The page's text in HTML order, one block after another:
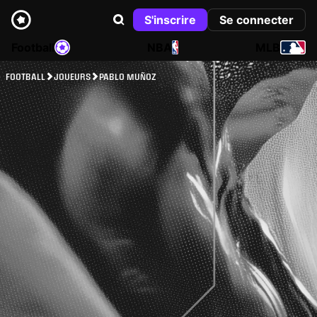
S'inscrire
Se connecter
NBA
FOOTBALL JOUEURS PABLO MUÑOZ